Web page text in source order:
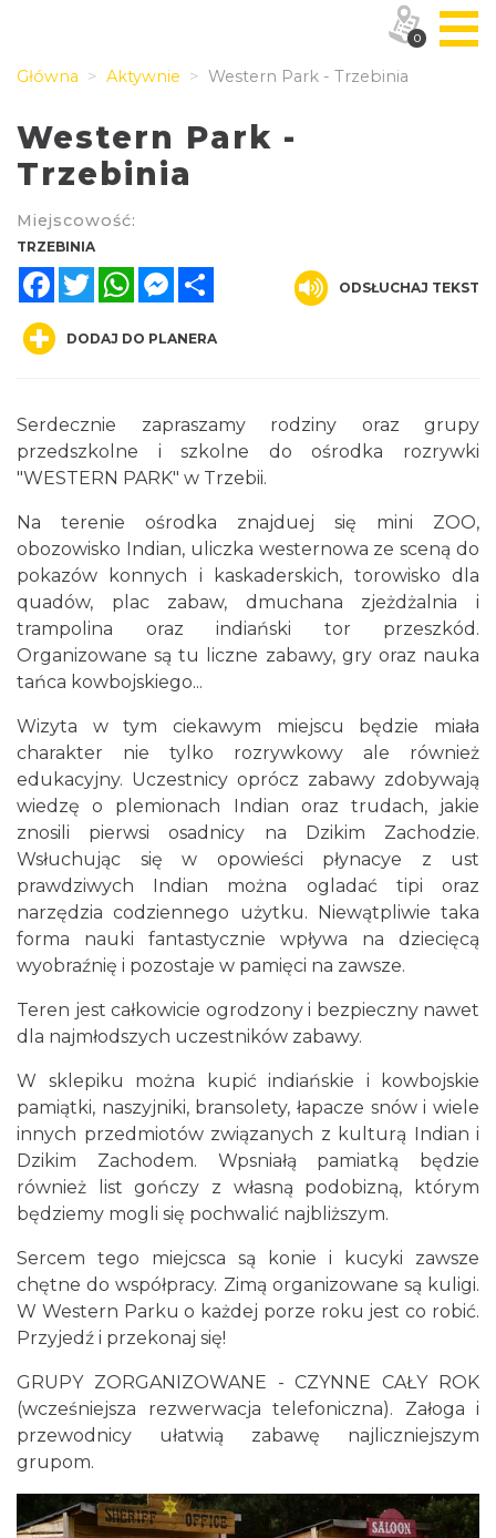
Główna Aktywnie Western Park - Trzebinia
Western Park -
Trzebinia
Miejscowość:
TRZEBINIA
FacebookTwitterWhatsAppMessenger
ODSŁUCHAJ TEKST
DODAJ DO PLANERA
Serdecznie zapraszamy rodziny oraz grupy
przedszkolne i szkolne do ośrodka rozrywki
"WESTERN PARK" w Trzebii.
Na terenie ośrodka znajduej się mini ZOO,
obozowisko Indian, uliczka westernowa ze sceną do
pokazów konnych i kaskaderskich, torowisko dla
quadów, plac zabaw, dmuchana zjeżdżalnia i
trampolina oraz indiański tor przeszkód.
Organizowane są tu liczne zabawy, gry oraz nauka
tańca kowbojskiego...
Wizyta w tym ciekawym miejscu będzie miała
charakter nie tylko rozrywkowy ale również
edukacyjny. Uczestnicy oprócz zabawy zdobywają
wiedzę o plemionach Indian oraz trudach, jakie
znosili pierwsi osadnicy na Dzikim Zachodzie.
Wsłuchując się w opowieści płynacye z ust
prawdziwych Indian można ogladać tipi oraz
narzędzia codziennego użytku. Niewątpliwie taka
forma nauki fantastycznie wpływa na dziecięcą
wyobraźnię i pozostaje w pamięci na zawsze.
Teren jest całkowicie ogrodzony i bezpieczny nawet
dla najmłodszych uczestników zabawy.
W sklepiku można kupić indiańskie i kowbojskie
pamiątki, naszyjniki, bransolety, łapacze snów i wiele
innych przedmiotów związanych z kulturą Indian i
Dzikim Zachodem. Wpsniałą pamiatką będzie
również list gończy z własną podobizną, którym
będziemy mogli się pochwalić najbliższym.
Sercem tego miejcsca są konie i kucyki zawsze
chętne do współpracy. Zimą organizowane są kuligi.
W Western Parku o każdej porze roku jest co robić.
Przyjedź i przekonaj się!
GRUPY ZORGANIZOWANE - CZYNNE CAŁY ROK
(wcześniejsza rezwerwacja telefoniczna). Załoga i
przewodnicy ułatwią zabawę najliczniejszym
grupom.
0